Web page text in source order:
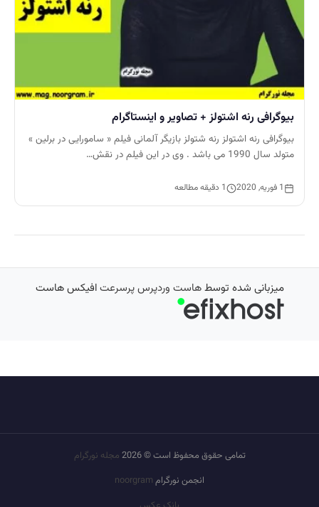
بیوگرافی رنه اشتولز + تصاویر و اینستاگرام
بیوگرافی رنه اشتولز رنه شتولز بازیگر آلمانی فیلم « سامورایی در برلین »
متولد سال 1990 می باشد . وی در این فیلم در نقش…
1 فوریه, 2020 1 دقیقه مطالعه
میزبانی شده توسطهاست وردپرس پرسرعتافیکس هاست
تمامی حقوق محفوظ است © 2026
مجله نورگرام
انجمن نورگرام noorgram